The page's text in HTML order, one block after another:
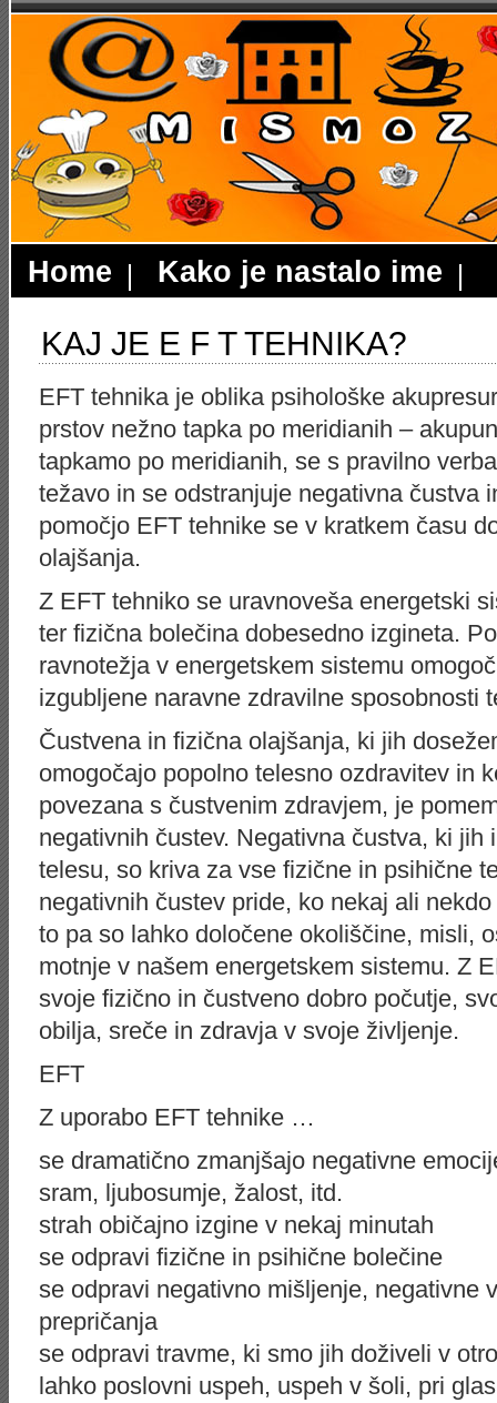
Home Kako je nastalo ime
KAJ JE E F T TEHNIKA?
EFT tehnika je oblika psihološke
prstov nežno tapka po meridianih –
tapkamo po meridianih, se s pravilno
težavo in se odstranjuje negativna čustva
pomočjo EFT tehnike se v kratkem času
olajšanja.
Z EFT tehniko se uravnoveša energetski
ter fizična bolečina dobesedno izgineta.
ravnotežja v energetskem sistemu
izgubljene naravne zdravilne sposobnosti
Čustvena in fizična olajšanja, ki jih
omogočajo popolno telesno ozdravitev in
povezana s čustvenim zdravjem, je
negativnih čustev. Negativna čustva, ki jih
telesu, so kriva za vse fizične in psihične
negativnih čustev pride, ko nekaj ali
to pa so lahko določene okoliščine, misli,
motnje v našem energetskem sistemu. Z
svoje fizično in čustveno dobro počutje,
obilja, sreče in zdravja v svoje življenje.
EFT
Z uporabo EFT tehnike …
se dramatično zmanjšajo negativne
sram, ljubosumje, žalost, itd.
strah običajno izgine v nekaj minutah
se odpravi fizične in psihične bolečine
se odpravi negativno mišljenje, negativne
prepričanja
se odpravi travme, ki smo jih doživeli v
lahko poslovni uspeh, uspeh v šoli, pri